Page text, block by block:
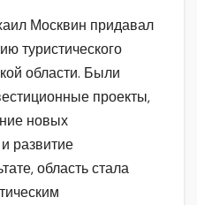
Москвин придавал
туристического
области. Были
проекты,
новых
развитие
область стала